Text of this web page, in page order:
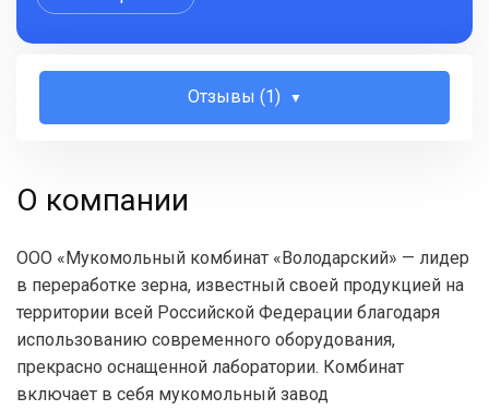
Отзывы (1)
О компании
ООО «Мукомольный комбинат «Володарский» — лидер
в переработке зерна, известный своей продукцией на
территории всей Российской Федерации благодаря
использованию современного оборудования,
прекрасно оснащенной лаборатории. Комбинат
включает в себя мукомольный завод